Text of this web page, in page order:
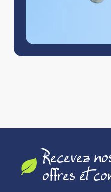
Recevez
offres et